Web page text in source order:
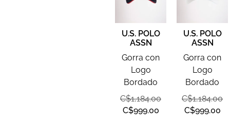
U.S. POLO
ASSN
Gorra con
Logo
Bordado
C$1,184.00
C$999.00
U.S. POLO
ASSN
Gorra con
Logo
Bordado
C$1,184.00
C$999.00